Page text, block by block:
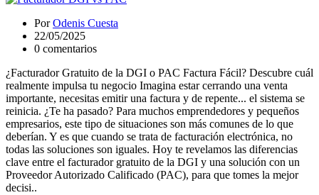
PorOdenis Cuesta
22/05/2025
0 comentarios
¿Facturador Gratuito de la DGI o PAC Factura Fácil? Descubre cuál
realmente impulsa tu negocio Imagina estar cerrando una venta
importante, necesitas emitir una factura y de repente... el sistema se
reinicia. ¿Te ha pasado? Para muchos emprendedores y pequeños
empresarios, este tipo de situaciones son más comunes de lo que
deberían. Y es que cuando se trata de facturación electrónica, no
todas las soluciones son iguales. Hoy te revelamos las diferencias
clave entre el facturador gratuito de la DGI y una solución con un
Proveedor Autorizado Calificado (PAC), para que tomes la mejor
decisi..